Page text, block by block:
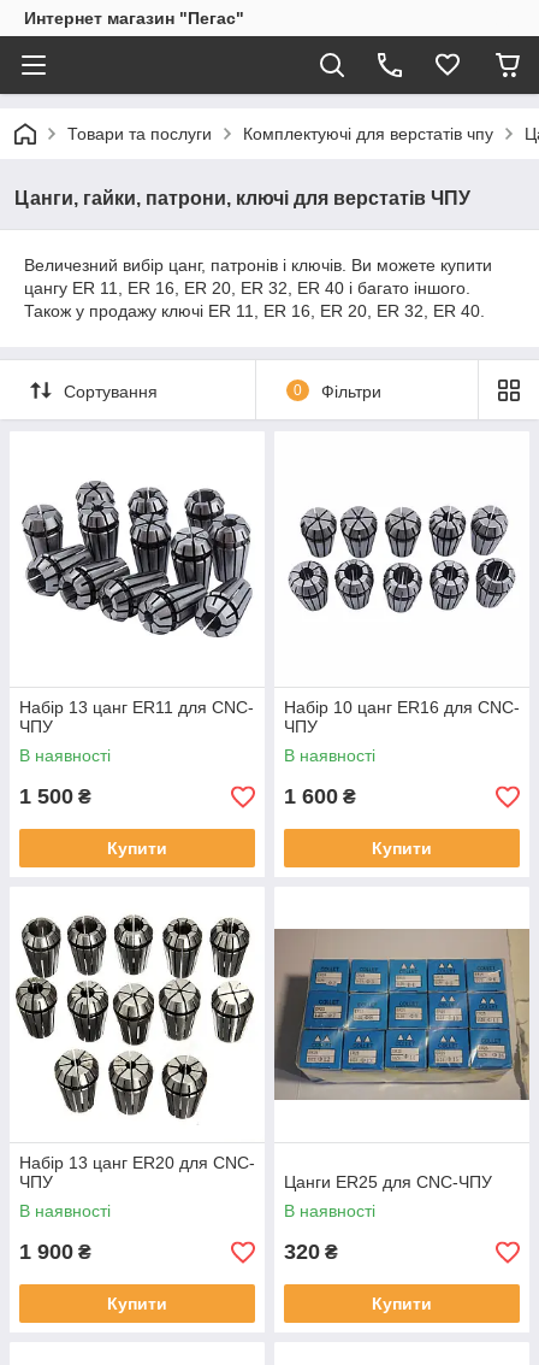
Интернет магазин "Пегас"
Товари та послуги Комплектуючі для верстатів чпу
Цанги, гайки, патрони, ключі для верстатів ЧПУ
Величезний вибір цанг, патронів і ключів. Ви можете купити
цангу ER 11, ER 16, ER 20, ER 32, ER 40 і багато іншого.
Також у продажу ключі ER 11, ER 16, ER 20, ER 32, ER 40.
Сортування 0 Фільтри
Набір 13 цанг ER11 для CNC-
ЧПУ
В наявності
1 500 ₴
Купити
Набір 10 цанг ER16 для CNC-
ЧПУ
В наявності
1 600 ₴
Купити
Набір 13 цанг ER20 для CNC-
ЧПУ
В наявності
1 900 ₴
Купити
Цанги ER25 для CNC-ЧПУ
В наявності
320 ₴
Купити